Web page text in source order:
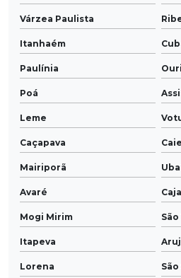
Várzea Paulista
Itanhaém
Paulínia
Poá
Leme
Caçapava
Mairiporã
Avaré
Mogi Mirim
Itapeva
Lorena